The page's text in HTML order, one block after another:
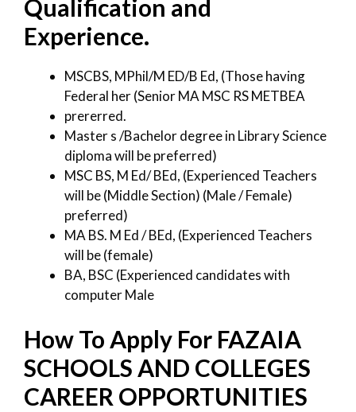
Qualification and
Experience.
MSCBS, MPhil/M ED/B Ed, (Those having
Federal her (Senior MA MSC RS METBEA
prererred.
Master s /Bachelor degree in Library Science
diploma will be preferred)
MSC BS, M Ed/ BEd, (Experienced Teachers
will be (Middle Section) (Male / Female)
preferred)
MA BS. M Ed / BEd, (Experienced Teachers
will be (female)
BA, BSC (Experienced candidates with
computer Male
How To Apply For FAZAIA
SCHOOLS AND COLLEGES
CAREER OPPORTUNITIES